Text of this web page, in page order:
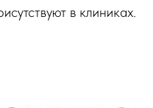
в клиниках.